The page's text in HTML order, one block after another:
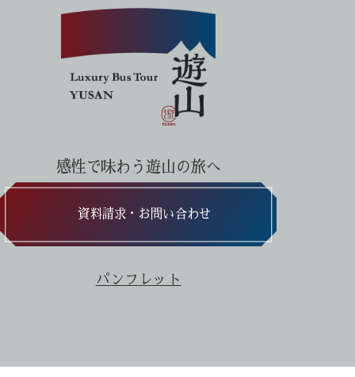
感性で味わう遊山の旅へ
資料請求・お問い合わせ
パンフレット